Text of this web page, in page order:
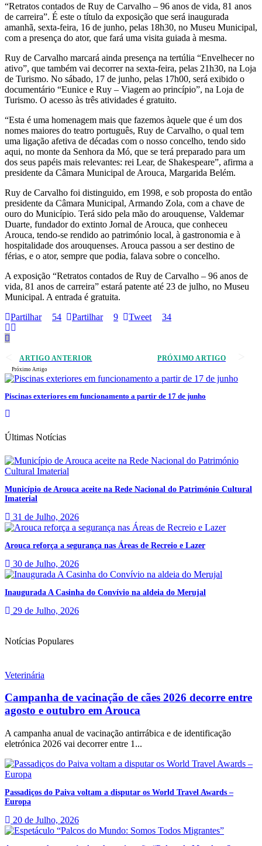
“Retratos contados de Ruy de Carvalho – 96 anos de vida, 81 anos
de carreira”. É este o título da exposição que será inaugurada
amanhã, sexta-feira, 16 de junho, pelas 18h30, no Museu Municipal,
com a presença do ator, que fará uma visita guiada à mesma.
Ruy de Carvalho marcará ainda presença na tertúlia “Envelhecer no
ativo”, que também vai decorrer na sexta-feira, pelas 21h30, na Loja
de Turismo. No sábado, 17 de junho, pelas 17h00, será exibido o
documentário “Eunice e Ruy – Viagem ao princípio”, na Loja de
Turismo. O acesso às três atividades é gratuito.
“Esta é uma homenagem mais que fazemos àquele que é um dos
nomes maiores do teatro português, Ruy de Carvalho, o qual tem
uma ligação afetiva de décadas com o nosso concelho, tendo sido
aqui, no monte da Senhora da Mó, que se terá preparado para um
dos seus papéis mais relevantes: rei Lear, de Shakespeare”, afirma a
presidente da Câmara Municipal de Arouca, Margarida Belém.
Ruy de Carvalho foi distinguido, em 1998, e sob proposta do então
presidente da Câmara Municipal, Armando Zola, com a chave de
ouro do Município. Terá sido pela mão do arouquense, Valdemar
Duarte, fundador do extinto Jornal de Arouca, que conheceu
Arouca, tendo-se rendido ao património local, à gastronomia e à
hospitalidade dos arouquenses. Arouca passou a ser destino de
férias, e o ator, sempre que podia, falava sobre o concelho.
A exposição “Retratos contados de Ruy de Carvalho – 96 anos de
vida, 81 anos de carreira” estará patente até 23 de julho, no Museu
Municipal. A entrada é gratuita.
Partilhar
54 Partilhar 9 Tweet 34
ARTIGO ANTERIOR PRÓXIMO ARTIGO
Próximo Artigo
Piscinas exteriores em funcionamento a partir de 17 de junho
Últimas Notícias
Município de Arouca aceite na Rede Nacional do Património Cultural
Imaterial
31 de Julho, 2026
Arouca reforça a segurança nas Áreas de Recreio e Lazer
30 de Julho, 2026
Inaugurada A Casinha do Convívio na aldeia do Merujal
29 de Julho, 2026
Notícias Populares
Veterinária
Campanha de vacinação de cães 2026 decorre entre
agosto e outubro em Arouca
A campanha anual de vacinação antirrábica e de identificação
eletrónica 2026 vai decorrer entre 1...
Passadiços do Paiva voltam a disputar os World Travel Awards –
Europa
20 de Julho, 2026